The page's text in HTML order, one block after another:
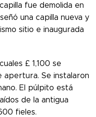
fue demolida en
una capilla nueva y
sitio e inaugurada
£ 1,100 se
apertura. Se instalaron
El púlpito está
de la antigua
fieles.